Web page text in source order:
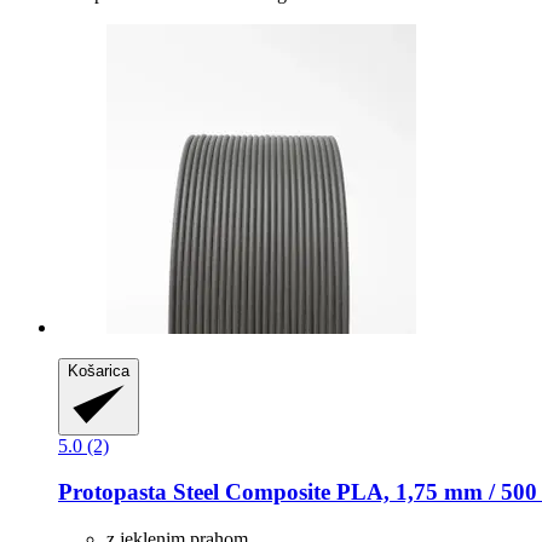
Košarica
5.0 (2)
Protopasta Steel Composite PLA, 1,75 mm / 500